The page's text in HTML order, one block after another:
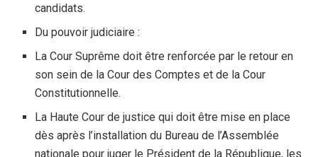
candidats.
Du pouvoir judiciaire :
La Cour Suprême doit être renforcée par le retour en
son sein de la Cour des Comptes et de la Cour
Constitutionnelle.
La Haute Cour de justice qui doit être mise en place
dès après l’installation du Bureau de l’Assemblée
nationale pour juger le Président de la République, les